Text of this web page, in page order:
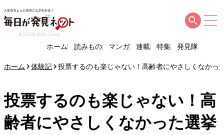
KADOKAWA Group
ホーム 読みもの マンガ 連載 特集 発見隊
ホーム 体験記 投票するのも楽じゃない！高齢者にやさしくなかっ
投票するのも楽じゃない！高
齢者にやさしくなかった選挙